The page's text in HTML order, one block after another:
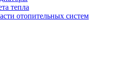
тепла
отопительных систем